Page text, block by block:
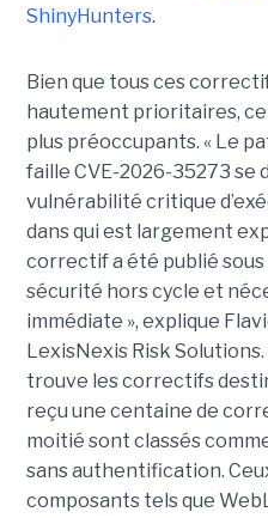
ShinyHunters.
Bien que tous ces
hautement prioritaires,
plus préoccupants. « Le
faille CVE-2026-35273 se
vulnérabilité critique
dans qui est largement
correctif a été publié sous
sécurité hors cycle et
immédiate », explique
LexisNexis Risk
trouve les correctifs
reçu une centaine de
moitié sont classés
sans authentification.
composants tels que